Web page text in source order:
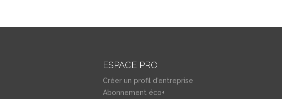
ESPACE PRO
Créer un profil d'entreprise
Abonnement éco+